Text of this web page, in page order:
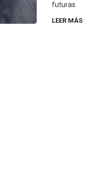
futuras.
LEER MÁS